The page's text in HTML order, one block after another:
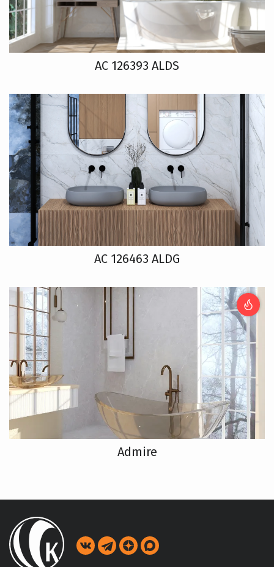
AC 126393 ALDS
AC 126463 ALDG
Admire